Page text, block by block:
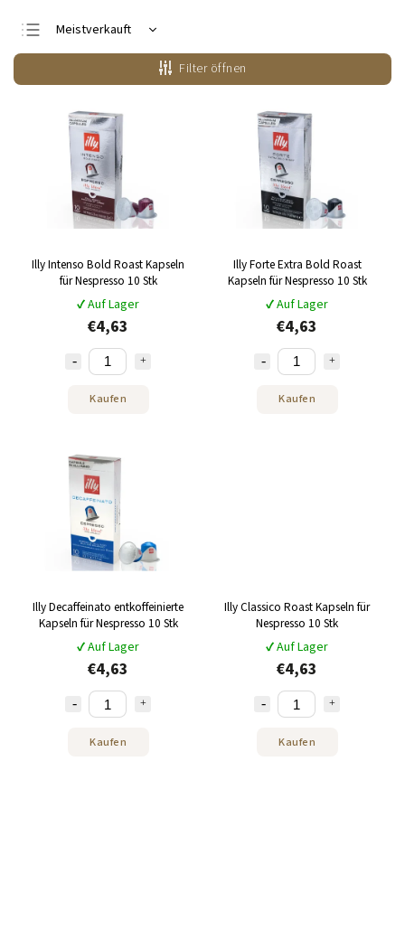
Meistverkauft
Günstigste
Teuerste
Alphabetisch
Filter öffnen
Illy Intenso Bold Roast Kapseln
für Nespresso 10 Stk
✔ Auf Lager
€4,63
Kaufen
Illy Forte Extra Bold Roast
Kapseln für Nespresso 10 Stk
✔ Auf Lager
€4,63
Kaufen
Illy Decaffeinato entkoffeinierte
Kapseln für Nespresso 10 Stk
✔ Auf Lager
€4,63
Kaufen
Illy Classico Roast Kapseln für
Nespresso 10 Stk
✔ Auf Lager
€4,63
Kaufen